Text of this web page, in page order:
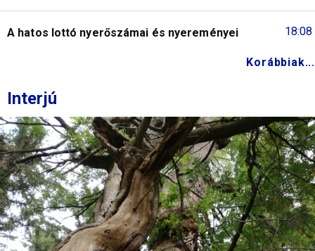
18:08
A hatos lottó nyerőszámai és nyereményei
Korábbiak...
Interjú